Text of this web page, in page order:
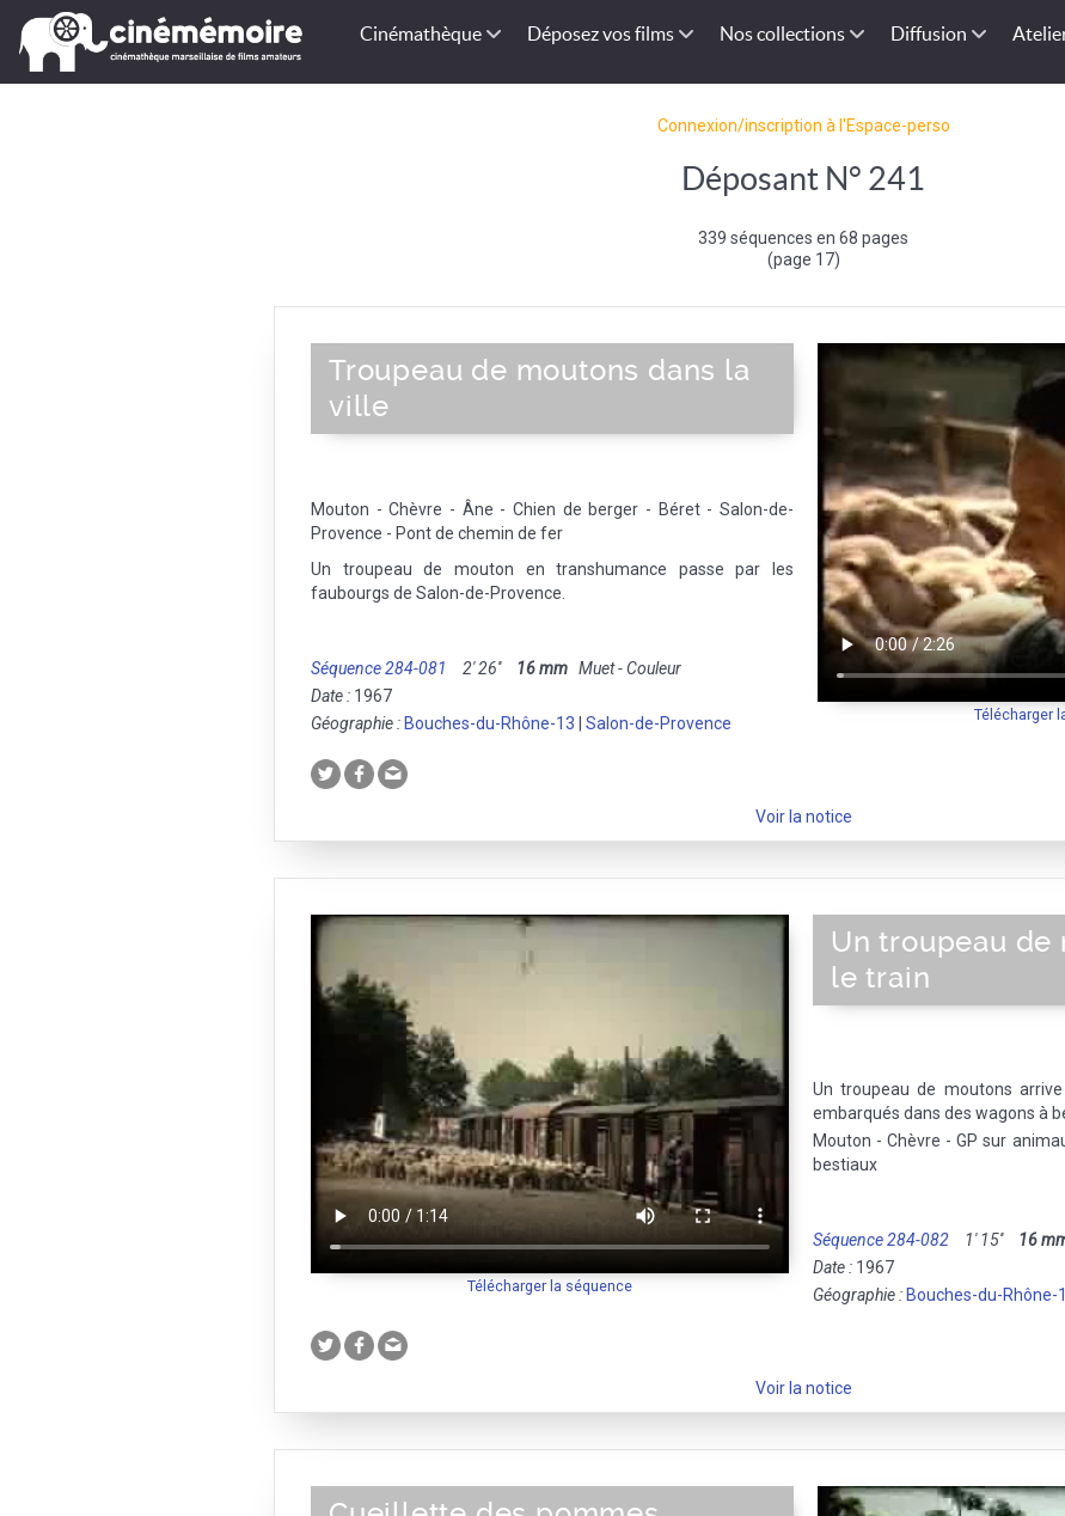
Cinémathèque Déposez vos films Nos collections Diffusion
Connexion/inscription à l'Espace-perso
Déposant N° 241
339 séquences en 68 pages
(page 17)
Télécharger
Troupeau de moutons dans la
ville
Mouton - Chèvre - Âne - Chien de berger - Béret - Salon-de-
Provence - Pont de chemin de fer
Un troupeau de mouton en transhumance passe par les
faubourgs de Salon-de-Provence.
Séquence 284-081 2' 26'' 16 mm Muet - Couleur
Date : 1967
Géographie : Bouches-du-Rhône-13 Salon-de-Provence
Voir la notice
Télécharger la séquence
Un troupeau de
le train
Un troupeau de moutons
embarqués dans des wagons à
Mouton - Chèvre - GP sur
bestiaux
Séquence 284-082 1' 15'' 16
Date : 1967
Géographie : Bouches-du-Rhône-
Voir la notice